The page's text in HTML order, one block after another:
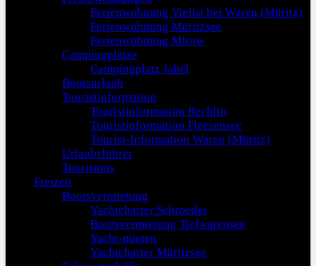
Ferienwohnung Vielist bei Waren (Müritz)
Ferienwohnung Müritzsee
Ferienwohnung Mirow
Campingplätze
Campingplatz Jabel
Bootsurlaub
Touristinformation
Touristinformation Rechlin
Touristinformation Fleesensee
Tourist-Information Waren (Müritz)
Urlaubsführer
Tourismus
Freizeit
Bootsvermietung
Yachtcharter Schroeder
Bootsvermietung Tiefwarensee
Yacht-mieten
Yachtcharter Müritzsee